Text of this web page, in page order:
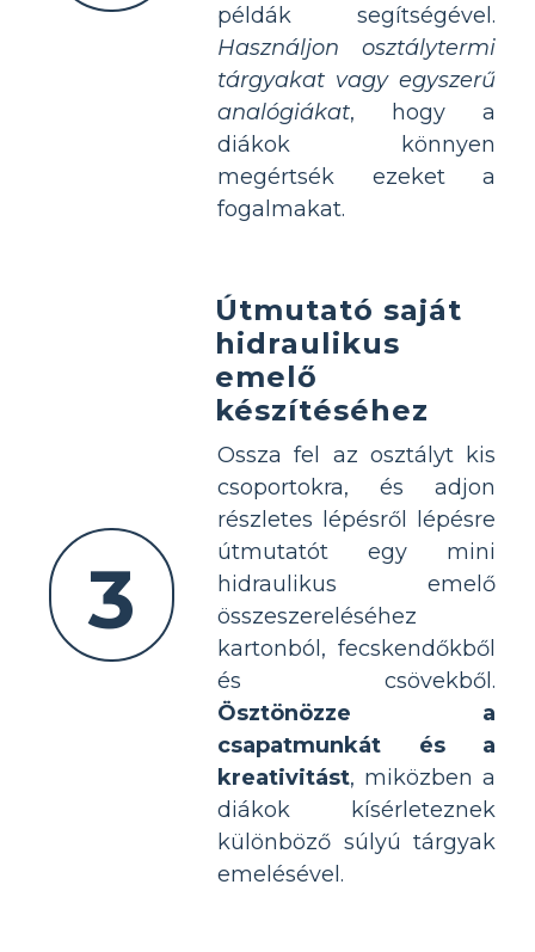
példák segítségével.
Használjon osztálytermi
tárgyakat vagy egyszerű
analógiákat, hogy a
diákok könnyen
megértsék ezeket a
fogalmakat.
3
Útmutató saját
hidraulikus
emelő
készítéséhez
Ossza fel az osztályt kis
csoportokra, és adjon
részletes lépésről lépésre
útmutatót egy mini
hidraulikus emelő
összeszereléséhez
kartonból, fecskendőkből
és csövekből.
Ösztönözze a
csapatmunkát és a
kreativitást, miközben a
diákok kísérleteznek
különböző súlyú tárgyak
emelésével.